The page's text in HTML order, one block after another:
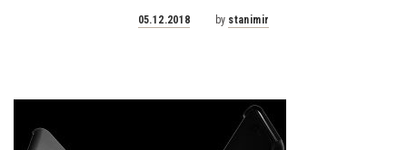
Posted
05.12.2018 by stanimir